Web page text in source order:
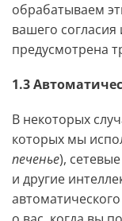
обрабатываем
вашего согласия
предусмотрена
1.3
В некоторых
которых мы
печенье),
и другие